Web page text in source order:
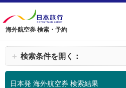
海外航空券 検索・予約
＋ 検索条件を開く：
日本発 海外航空券 検索結果